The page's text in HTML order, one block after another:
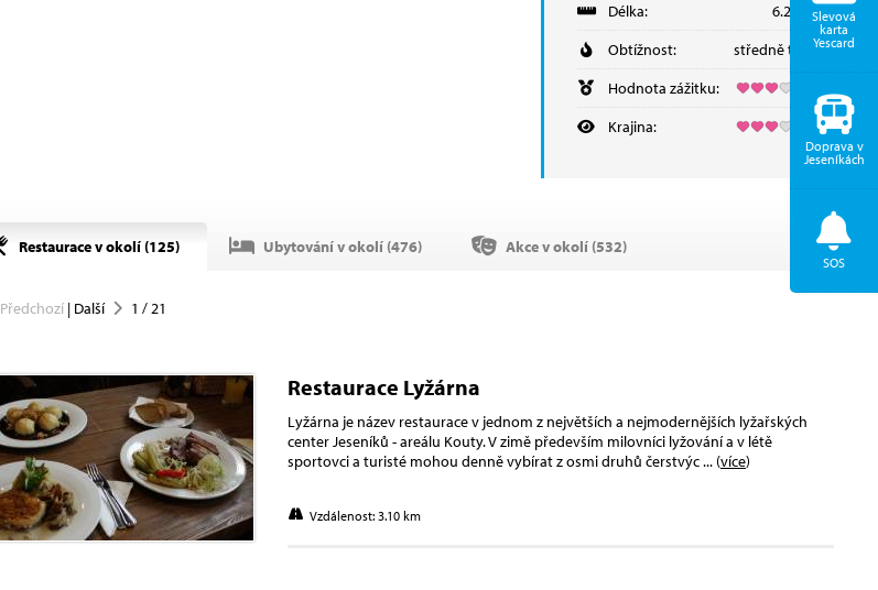
Délka:
6.20 km
Obtížnost:
středně těžká
Hodnota zážitku:
Krajina:
Restaurace v okolí (125) Ubytování v okolí (476) Akce v okolí (532)
Předchozí | Další 1 /21
Restaurace Lyžárna
Lyžárna je název restaurace v jednom z největších a nejmodernějších lyžařských
center Jeseníků - areálu Kouty. V zimě především milovníci lyžování a v létě
sportovci a turisté mohou denně vybírat z osmi druhů čerstvýc... (více)
Vzdálenost: 3.10 km
Slevová
karta
Yescard
Doprava v
Jeseníkách
SOS